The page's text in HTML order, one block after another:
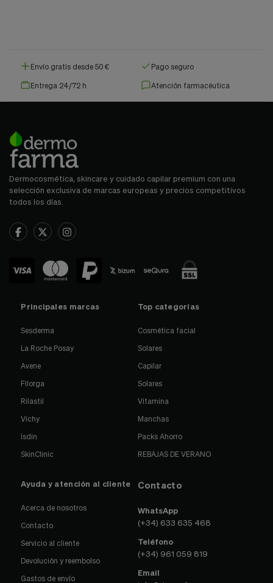
Envío gratis desde 50 € Pago seguro
Entrega 24/72 h Atención farmacéutica
Dermocosmética, skincare y cuidado capilar premium con una
selección exclusiva de marcas europeas y precios competitivos
todos los días.
Principales marcas
Sesderma
La Roche Posay
Avene
Filorga
Rilastil
Vichy
Isdin
SkinClinic
Top categorías
Cosmética facial
Solares
Capilar
Solares
Vitamina
Manchas
Packs Ahorro
REBAJAS DE VERANO
Ayuda y atención al cliente
Acerca de nosotros
Contacto
Servicio al cliente
Devolución y reembolso
Gastos de envío
Contacto
WhatsApp
(+34) 633 635 468
Teléfono
(+34) 961 059 819
Email